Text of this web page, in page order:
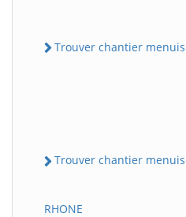
Trouver chantier
Trouver chantier
RHONE